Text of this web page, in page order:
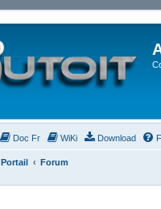
Doc Fr WiKi Download
Portail Forum